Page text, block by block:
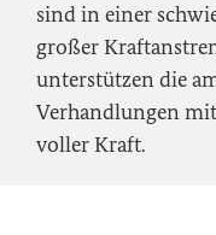
sind in einer
großer
unterstützen die
Verhandlungen
voller Kraft.